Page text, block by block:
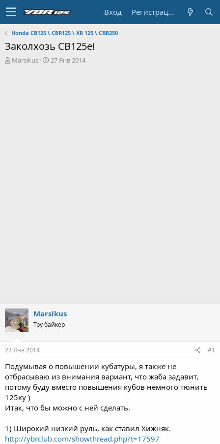
Вход Регистрация
Honda CB125 \ CBR125 \ XR 125 \ CBR250
Заколхозь CB125e!
А
Marsikus
Д
27 Янв 2014
Marsikus
Тру байкер
27 Янв 2014 #1
Подумывая о повышении кубатуры, я также не
отбрасываю из внимания вариант, что жаба задавит,
потому буду вместо повышения кубов немного тюнить
125ку )
Итак, что бы можно с ней сделать.
1) Широкий низкий руль, как ставил Хижняк.
http://ybrclub.com/showthread.php?t=17597